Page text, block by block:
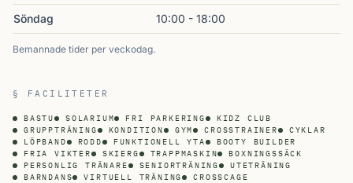
Söndag 10:00 - 18:00
Bemannade tider per veckodag.
§ FACILITETER
BASTU SOLARIUM FRI PARKERING
KIDZ CLUB
GRUPPTRÄNING
KONDITION GYM CROSSTRAINER
CYKLAR
LÖPBAND
RODD FUNKTIONELL YTA
BOOTY BUILDER
FRIA VIKTER
SKIERG TRAPPMASKIN
BOXNINGSSÄCK
PERSONLIG TRÄNARE
SENIORTRÄNING
UTETRÄNING
BARNDANS
VIRTUELL TRÄNING
CROSSCAGE